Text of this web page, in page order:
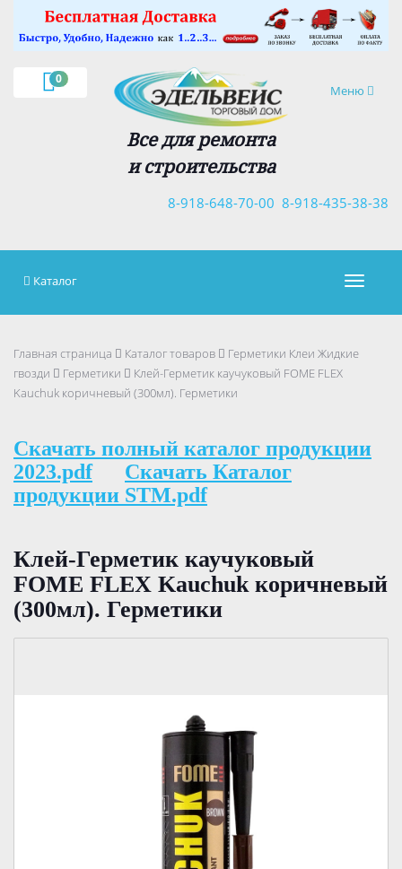
0
Навигация
Меню
Все для ремонта
и строительства
8-918-435-38-38
8-918-648-70-00
×
Каталог
Главная страница Каталог товаров
Герметики Клеи Жидкие
гвозди
Герметики
Клей-Герметик каучуковый FOME FLEX
Kauchuk коричневый (300мл). Герметики
Скачать полный каталог продукции
2023.pdf
Скачать Каталог
продукции STM.pdf
Клей-Герметик каучуковый
FOME FLEX Kauchuk коричневый
(300мл). Герметики